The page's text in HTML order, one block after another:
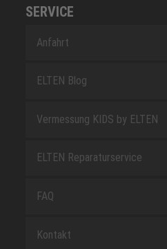
SERVICE
Anfahrt
ELTEN Blog
Vermessung KIDS by ELTEN
ELTEN Reparaturservice
FAQ
Kontakt